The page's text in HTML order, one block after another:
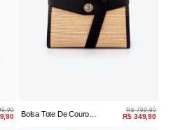
Bolsa Tote De Couro
R$ 799,90
R$ 349,90